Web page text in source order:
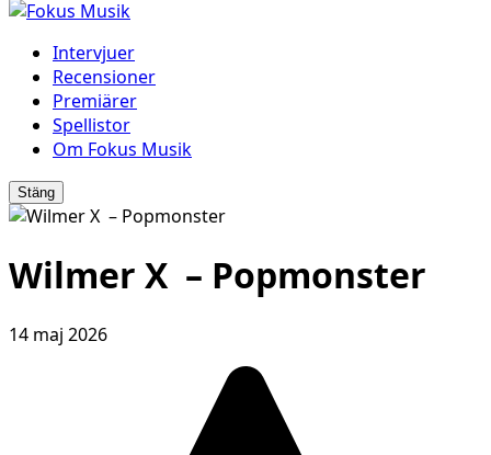
Intervjuer
Recensioner
Premiärer
Spellistor
Om Fokus Musik
Stäng
Wilmer X – Popmonster
14 maj 2026